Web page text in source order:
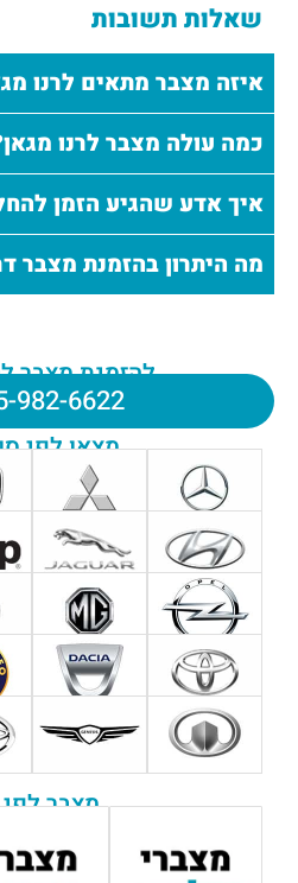
להזמנת מצבר
982-6622
מצאו לפי
מצבר לפי
שאלות תשובות
איזה מצבר מתאים לרנו מגאן 2004-
כמה עולה מצבר לרנו
איך אדע שהגיע הזמן
מה היתרון בהזמנת מצבר